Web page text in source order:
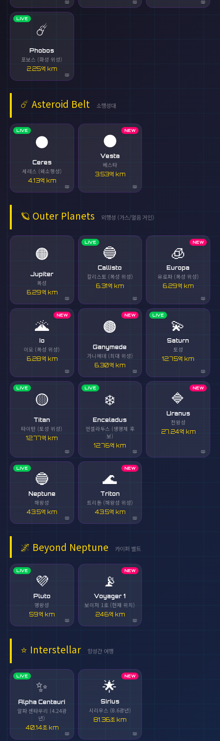
LIVE
☄️
Phobos
포보스 (화성 위성)
2.25억 km
☄️ Asteroid Belt 소행성대
LIVE
⚫
Ceres
세레스 (왜소행성)
4.13억 km
NEW
🌑
Vesta
베스타
3.53억 km
🪐 Outer Planets 외행성 (가스/얼음 거인)
🟠
Jupiter
목성
6.29억 km
LIVE
🔵
Callisto
칼리스토 (목성 위성)
6.31억 km
NEW
🧊
Europa
유로파 (목성 위성)
6.29억 km
NEW
🌋
Io
이오 (목성 위성)
6.28억 km
NEW
🟤
Ganymede
가니메데 (최대 위성)
6.30억 km
LIVE
💫
Saturn
토성
12.75억 km
LIVE
🟡
Titan
타이탄 (토성 위성)
12.77억 km
LIVE
❄️
Enceladus
엔셀라두스 (생명체 후
보)
12.76억 km
NEW
🔷
Uranus
천왕성
27.24억 km
LIVE
🔵
Neptune
해왕성
43.5억 km
NEW
🌊
Triton
트리톤 (해왕성 위성)
43.5억 km
🌌 Beyond Neptune 카이퍼 벨트
LIVE
💜
Pluto
명왕성
59억 km
NEW
📡
Voyager 1
보이저 1호 (현재 위치)
246억 km
⭐ Interstellar 항성간 여행
LIVE
✨
Alpha Centauri
알파 센타우리 (4.24광
년)
40.14조 km
NEW
🌟
Sirius
시리우스 (8.6광년)
81.36조 km